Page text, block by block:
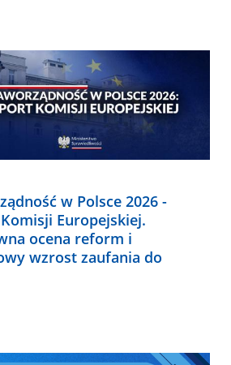
w Polsce 2026 -
Europejskiej.
ocena reform i
wzrost zaufania do